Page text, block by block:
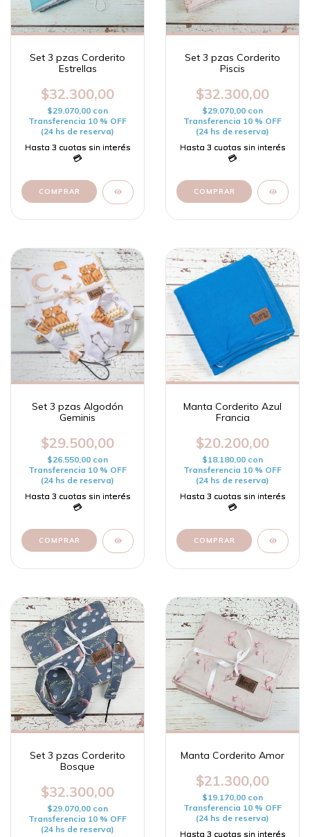
Set 3 pzas Corderito
Estrellas
$32.300,00
$29.070,00 con
Transferencia 10 % OFF
(24 hs de reserva)
Set 3 pzas Corderito
Piscis
$32.300,00
$29.070,00 con
Transferencia 10 % OFF
(24 hs de reserva)
Set 3 pzas Algodón
Geminis
$29.500,00
$26.550,00 con
Transferencia 10 % OFF
(24 hs de reserva)
Manta Corderito Azul
Francia
$20.200,00
$18.180,00 con
Transferencia 10 % OFF
(24 hs de reserva)
Set 3 pzas Corderito
Bosque
$32.300,00
$29.070,00 con
Transferencia 10 % OFF
(24 hs de reserva)
Manta Corderito Amor
$21.300,00
$19.170,00 con
Transferencia 10 % OFF
(24 hs de reserva)